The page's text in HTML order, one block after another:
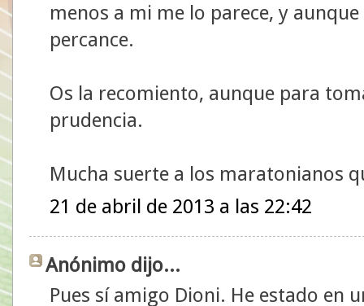
menos a mi me lo parece, y
percance.
Os la recomiento, aunque para
prudencia.
Mucha suerte a los maratonianos
21 de abril de 2013 a las 22:42
Anónimo dijo...
Pues sí amigo Dioni. He estado en